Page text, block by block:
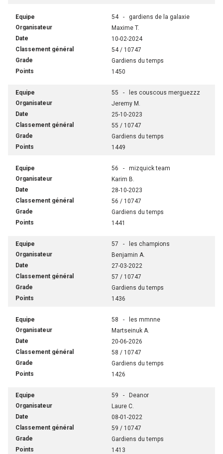
54 - gardiens de la galaxie
Maxime T.
10-02-2024
54 / 10747
Gardiens du temps
1450
55 - les couscous merguezzz
Jeremy M.
25-10-2023
55 / 10747
Gardiens du temps
1449
56 - mizquick team
Karim B.
28-10-2023
56 / 10747
Gardiens du temps
1441
57 - les champions
Benjamin A.
27-03-2022
57 / 10747
Gardiens du temps
1436
58 - les mmnne
Martseinuk A.
20-06-2026
58 / 10747
Gardiens du temps
1426
59 - Deanor
Laure C.
08-01-2022
59 / 10747
Gardiens du temps
1413